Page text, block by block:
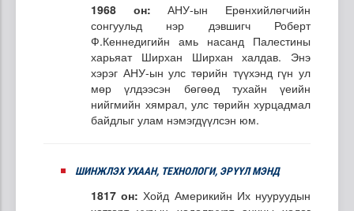
1968 он: АНУ-ын Ерөнхийлөгчийн
сонгуульд нэр дэвшигч Роберт
Ф.Кеннедигийн амь насанд Палестины
харьяат Ширхан Ширхан халдав. Энэ
хэрэг АНУ-ын улс төрийн түүхэнд гүн ул
мөр үлдээсэн бөгөөд тухайн үеийн
нийгмийн хямрал, улс төрийн хурцадмал
байдлыг улам нэмэгдүүлсэн юм.
ШИНЖЛЭХ УХААН, ТЕХНОЛОГИ, ЭРҮҮЛ МЭНД
1817 он: Хойд Америкийн Их нууруудын